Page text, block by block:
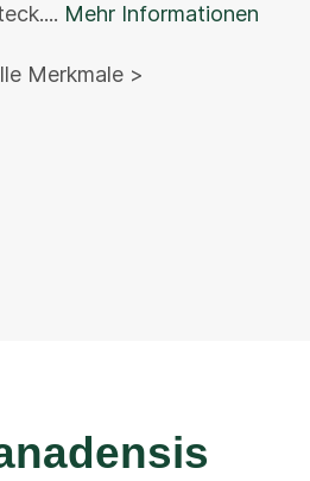
Mehr Informationen
Merkmale >